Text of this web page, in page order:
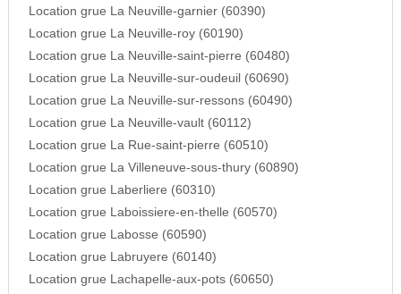
Location grue La Neuville-garnier (60390)
Location grue La Neuville-roy (60190)
Location grue La Neuville-saint-pierre (60480)
Location grue La Neuville-sur-oudeuil (60690)
Location grue La Neuville-sur-ressons (60490)
Location grue La Neuville-vault (60112)
Location grue La Rue-saint-pierre (60510)
Location grue La Villeneuve-sous-thury (60890)
Location grue Laberliere (60310)
Location grue Laboissiere-en-thelle (60570)
Location grue Labosse (60590)
Location grue Labruyere (60140)
Location grue Lachapelle-aux-pots (60650)